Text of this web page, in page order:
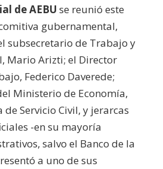
de AEBU se reunió este
gubernamental,
subsecretario de Trabajo y
Mario Arizti; el Director
Federico Daverede;
Ministerio de Economía,
de Servicio Civil, y jerarcas
-en su mayoría
salvo el Banco de la
a uno de sus